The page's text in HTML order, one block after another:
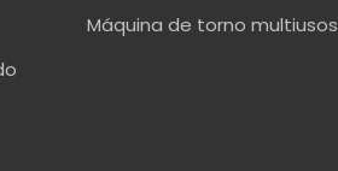
Máquina de torno multiusos